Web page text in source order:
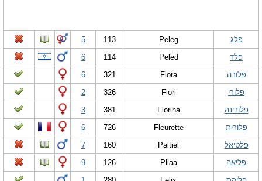
פלג Peleg
113
5
פלד
Peled
114
6
פלורה
Flora
321
6
פלורי
Flori
326
2
פלורינה
Florina
381
3
פלורית
Fleurette
726
6
פלטיאל
Paltiel
160
7
פליאה
Pliaa
126
9